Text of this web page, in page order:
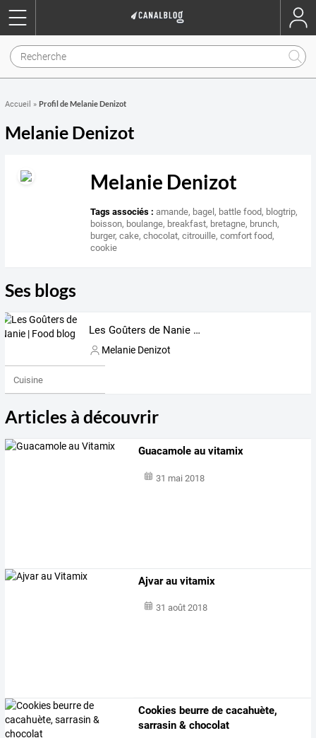
Accueil » Profil de Melanie Denizot
Melanie Denizot
Melanie Denizot
Tags associés : amande, bagel, battle food, blogtrip,
boisson, boulange, breakfast, bretagne, brunch,
burger,cake,chocolat,citrouille,comfort food,
cookie
Ses blogs
Les Goûters de Nanie | Food blog
Melanie Denizot
Cuisine
Articles à découvrir
Guacamole au vitamix
31 mai 2018
Ajvar au vitamix
31 août 2018
Cookies beurre de cacahuète,
sarrasin & chocolat